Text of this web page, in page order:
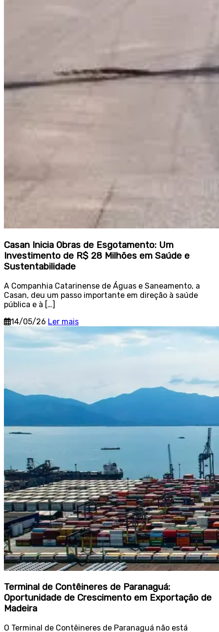
Casan Inicia Obras de Esgotamento: Um
Investimento de R$ 28 Milhões em Saúde e
Sustentabilidade
A Companhia Catarinense de Águas e Saneamento, a
Casan, deu um passo importante em direção à saúde
pública e à […]
14/05/26 Ler mais
Terminal de Contêineres de Paranaguá:
Oportunidade de Crescimento em Exportação de
Madeira
O Terminal de Contêineres de Paranaguá não está